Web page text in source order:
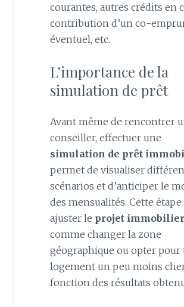
courantes, autres crédits en
contribution d’un co-
éventuel, etc.
L’importance de la
simulation de prêt
Avant même de rencontrer
conseiller, effectuer une
simulation de prêt
permet de visualiser
scénarios et d’anticiper le
des mensualités. Cette étape
ajuster le projet immobilier
comme changer la zone
géographique ou opter pour
logement un peu moins
fonction des résultats